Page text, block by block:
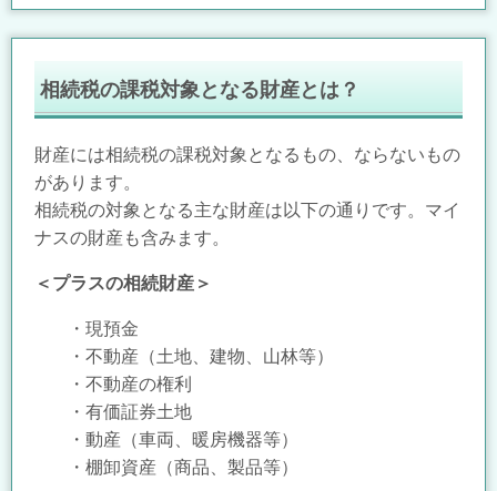
相続税の課税対象となる財産とは？
財産には相続税の課税対象となるもの、ならないもの
があります。
相続税の対象となる主な財産は以下の通りです。マイ
ナスの財産も含みます。
＜プラスの相続財産＞
・現預金
・不動産（土地、建物、山林等）
・不動産の権利
・有価証券土地
・動産（車両、暖房機器等）
・棚卸資産（商品、製品等）